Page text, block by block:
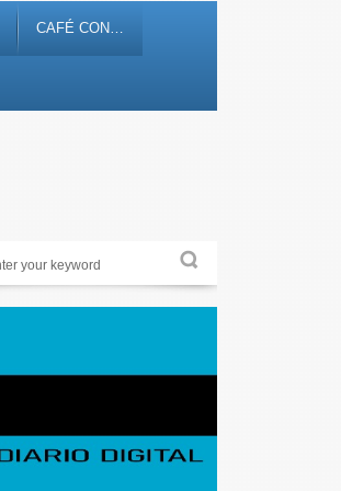
CAFÉ CON…
Periodismo de proximidad en 12tv.es